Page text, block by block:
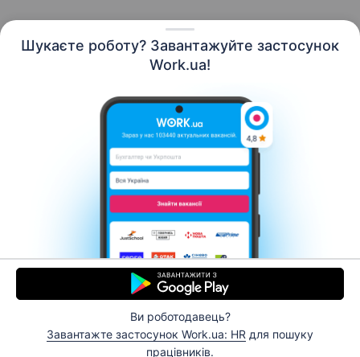
Шукаєте роботу? Завантажуйте застосунок
Work.ua!
Ви роботодавець?
Завантажте застосунок Work.ua: HR для пошуку
працівників.
Контакти Про нас
Кар’єра
Допомога Умови використання
© 2006–2026 Work.ua. Сервіс пошуку роботи №1 в